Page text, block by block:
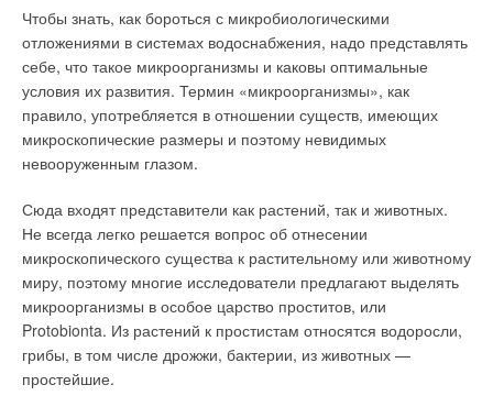
Чтобы знать, как бороться с микробиологическими
отложениями в системах водоснабжения, надо представлять
себе, что такое микроорганизмы и каковы оптимальные
условия их развития. Термин «микроорганизмы», как
правило, употребляется в отношении существ, имеющих
микроскопические размеры и поэтому невидимых
невооруженным глазом.
Сюда входят представители как растений, так и животных.
Не всегда легко решается вопрос об отнесении
микроскопического существа к растительному или животному
миру, поэтому многие исследователи предлагают выделять
микроорганизмы в особое царство проститов, или
Protobionta. Из растений к простистам относятся водоросли,
грибы, в том числе дрожжи, бактерии, из животных —
простейшие.
частей также газонепроницаемостью для рабочего режима
под избыточным давлением. Все системы «ЭКА» допущены
для эксплуатации при максимальной постоянной
температуре отходящих газов 600°C.
Возможно кратковременное повышение до 1000°C. Все
системы «ЭКА» применимы для всех видов топлива.
«Комплекс Е»— универсальная одностенная система. Ее
элементы изготавливаются из нержавеющей стали марки
1.4404 для толщины стенки 0,6 мм и 1.4571 для толщины
стенки 1,0 мм. Продольные швы выполнены лазерной
сваркой.
Диапазон предоставляемых диаметров при толщине стенки
0,6 мм — от 80 до 500 мм, а при толщине стенки 1,0 мм— от
113 до 600 мм. «Система Комплекс Meди E» выпускается
диаметром от 80 до 300 мм. Ее элементы отличаются